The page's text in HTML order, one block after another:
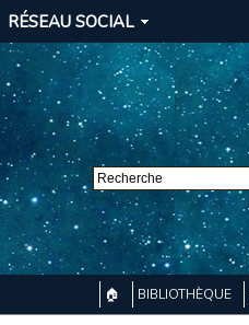
RÉSEAU SOCIAL
🏠 BIBLIOTHÈQUE